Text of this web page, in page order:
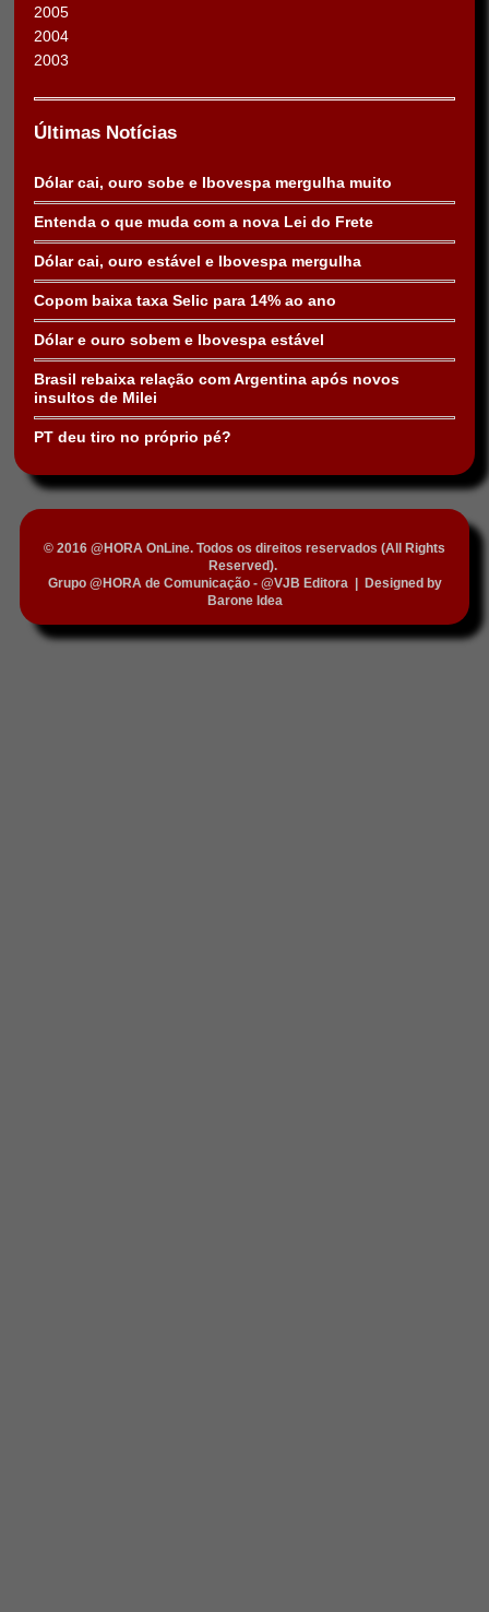
2005
2004
2003
Últimas Notícias
Dólar cai, ouro sobe e Ibovespa mergulha muito
Entenda o que muda com a nova Lei do Frete
Dólar cai, ouro estável e Ibovespa mergulha
Copom baixa taxa Selic para 14% ao ano
Dólar e ouro sobem e Ibovespa estável
Brasil rebaixa relação com Argentina após novos
insultos de Milei
PT deu tiro no próprio pé?
© 2016 @HORA OnLine. Todos os direitos reservados (All Rights
Reserved).
Grupo @HORA de Comunicação - @VJB Editora|
Designed by
Barone Idea